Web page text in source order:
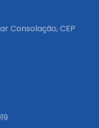
Consolação, CEP